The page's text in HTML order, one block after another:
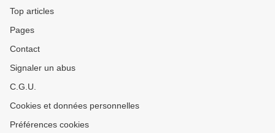
Top articles
Pages
Contact
Signaler un abus
C.G.U.
Cookies et données personnelles
Préférences cookies